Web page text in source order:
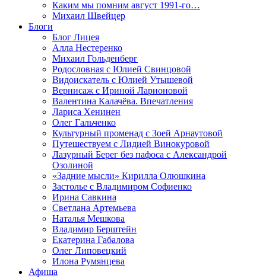
Каким мы помним август 1991-го…
Михаил Швейцер
Блоги
Блог Лицея
Алла Нестеренко
Михаил Гольденберг
Родословная с Юлией Свинцовой
Видоискатель с Юлией Утышевой
Вернисаж с Ириной Ларионовой
Валентина Калачёва. Впечатления
Лариса Хенинен
Олег Гальченко
Культурный променад с Зоей Арнаутовой
Путешествуем с Лидией Винокуровой
Лазурный Берег без пафоса с Александрой
Озолиной
«Задние мысли» Кирилла Олюшкина
Застолье с Владимиром Софиенко
Ирина Савкина
Светлана Артемьева
Наталья Мешкова
Владимир Берштейн
Екатерина Габалова
Олег Липовецкий
Илона Румянцева
Афиша